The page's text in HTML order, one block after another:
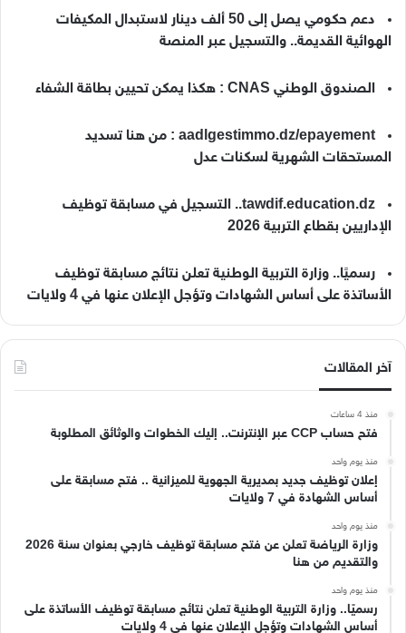
دعم حكومي يصل إلى 50 ألف دينار لاستبدال المكيفات
الهوائية القديمة.. والتسجيل عبر المنصة
الصندوق الوطني CNAS : هكذا يمكن تحيين بطاقة الشفاء
aadlgestimmo.dz/epayement : من هنا تسديد
المستحقات الشهرية لسكنات عدل
tawdif.education.dz.. التسجيل في مسابقة توظيف
الإداريين بقطاع التربية 2026
رسميًا.. وزارة التربية الوطنية تعلن نتائج مسابقة توظيف
الأساتذة على أساس الشهادات وتؤجل الإعلان عنها في 4 ولايات
آخر المقالات
منذ 4 ساعات
فتح حساب CCP عبر الإنترنت.. إليك الخطوات والوثائق المطلوبة
منذ يوم واحد
إعلان توظيف جديد بمديرية الجهوية للميزانية .. فتح مسابقة على
أساس الشهادة في 7 ولايات
منذ يوم واحد
وزارة الرياضة تعلن عن فتح مسابقة توظيف خارجي بعنوان سنة 2026
والتقديم من هنا
منذ يوم واحد
رسميًا.. وزارة التربية الوطنية تعلن نتائج مسابقة توظيف الأساتذة على
أساس الشهادات وتؤجل الإعلان عنها في 4 ولايات